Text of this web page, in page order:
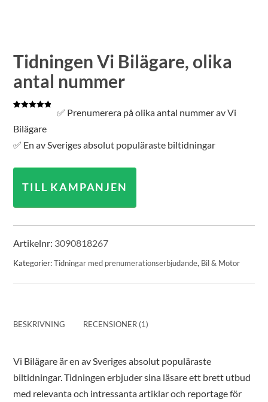
Tidningen Vi Bilägare, olika
antal nummer
baserat på
kundrecension
✅ Prenumerera på olika antal nummer av Vi
Bilägare
✅ En av Sveriges absolut populäraste biltidningar
TILL KAMPANJEN
Artikelnr: 3090818267
Kategorier:Tidningar med prenumerationserbjudande, Bil & Motor
BESKRIVNING RECENSIONER (1)
Vi Bilägare är en av Sveriges absolut populäraste
biltidningar. Tidningen erbjuder sina läsare ett brett utbud
med relevanta och intressanta artiklar och reportage för